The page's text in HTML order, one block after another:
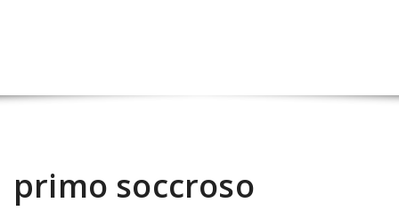
primo soccroso